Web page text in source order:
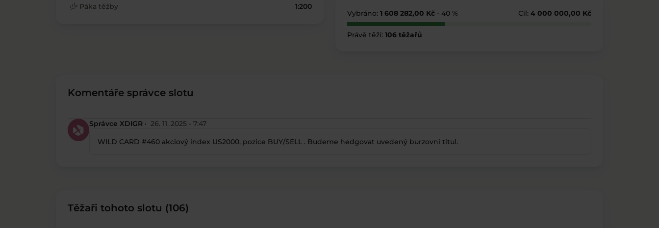
finance_mode Páka těžby 1:200
Vybráno: 1 608 282,00 Kč - 40 % Cíl: 4 000 000,00 Kč
Právě těží: 106 těžařů
Komentáře správce slotu
Správce XDIGR · 26. 11. 2025 - 7:47
WILD CARD #460 akciový index US2000, pozice BUY/SELL . Budeme hedgovat uvedený burzovní titul.
Těžaři tohoto slotu (106)